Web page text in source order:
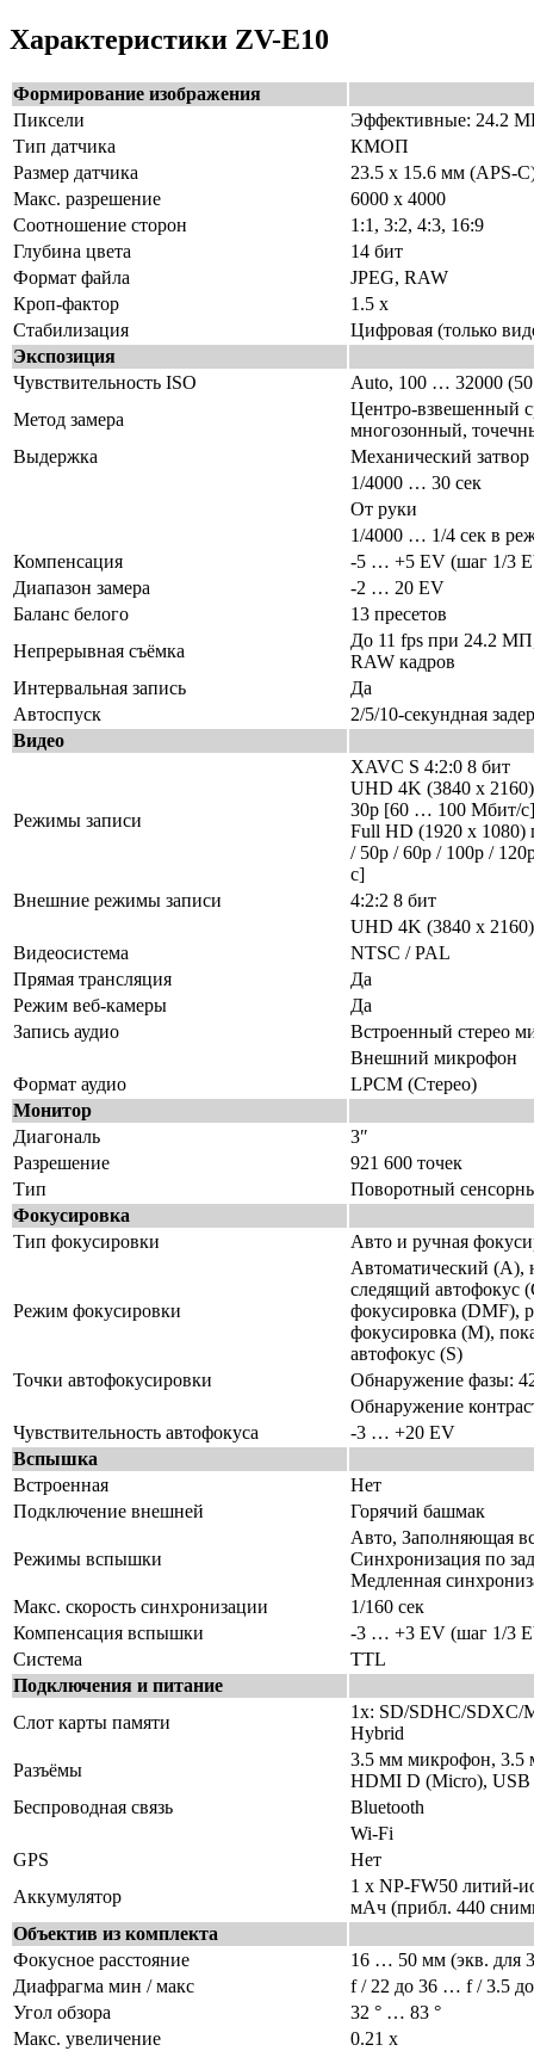
Характеристики ZV-E10
Формирование изображения
Пиксели
Эффективные: 24.2
Тип датчика
КМОП
Размер датчика
23.5 x 15.6 мм (APS-
Макс. разрешение
6000 х 4000
Соотношение сторон
1:1, 3:2, 4:3, 16:9
Глубина цвета
14 бит
Формат файла
JPEG, RAW
Кроп-фактор
1.5 х
Стабилизация
Цифровая (только
Экспозиция
Чувствительность ISO
Auto, 100 … 32000
Метод замера
Центро-взвешенный
многозонный,
Выдержка
Механический затвор
1/4000 … 30 сек
От руки
1/4000 … 1/4 сек в
Компенсация
-5 … +5 EV (шаг 1/3
Диапазон замера
-2 … 20 EV
Баланс белого
13 пресетов
Непрерывная съёмка
До 11 fps при 24.2
RAW кадров
Интервальная запись
Да
Автоспуск
2/5/10-секундная
Видео
Режимы записи
XAVC S 4:2:0 8 бит
UHD 4K (3840 x
30p [60 … 100 Мбит/с]
Full HD (1920 x 1080)
/ 50p / 60p / 100p /
с]
Внешние режимы записи
4:2:2 8 бит
UHD 4K (3840 x
Видеосистема
NTSC / PAL
Прямая трансляция
Да
Режим веб-камеры
Да
Запись аудио
Встроенный стерео
Внешний микрофон
Формат аудио
LPCM (Стерео)
Монитор
Диагональ
3″
Разрешение
921 600 точек
Тип
Поворотный
Фокусировка
Тип фокусировки
Авто и ручная
Режим фокусировки
Автоматический (A),
следящий автофокус
фокусировка (DMF),
фокусировка (M),
автофокус (S)
Точки автофокусировки
Обнаружение фазы:
Обнаружение
Чувствительность автофокуса
-3 … +20 EV
Вспышка
Встроенная
Нет
Подключение внешней
Горячий башмак
Режимы вспышки
Авто, Заполняющая
Синхронизация по
Медленная
Макс. скорость синхронизации
1/160 сек
Компенсация вспышки
-3 … +3 EV (шаг 1/3
Система
TTL
Подключения и питание
Слот карты памяти
1х: SD/SDHC/SDXC/
Hybrid
Разъёмы
3.5 мм микрофон, 3.5
HDMI D (Micro), USB
Беспроводная связь
Bluetooth
Wi-Fi
GPS
Нет
Аккумулятор
1 x NP-FW50 литий-
мАч (прибл. 440
Объектив из комплекта
Фокусное расстояние
16 … 50 мм (экв. для
Диафрагма мин / макс
f / 22 до 36 … f / 3.5
Угол обзора
32 ° … 83 °
Макс. увеличение
0.21 x